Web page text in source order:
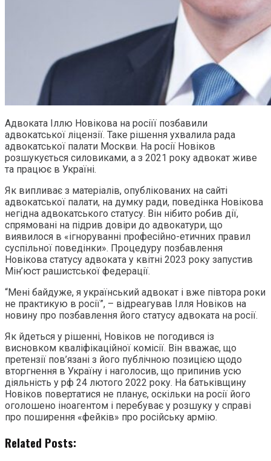
Адвоката Іллю Новікова на росіїї позбавили
адвокатської ліцензії. Таке рішення ухвалила рада
адвокатської палати Москви. На росії Новіков
розшукується силовиками, а з 2021 року адвокат живе
та працює в Україні.
Як випливає з матеріалів, опублікованих на сайті
адвокатської палати, на думку ради, поведінка Новікова
негідна адвокатського статусу. Він нібито робив дії,
спрямовані на підрив довіри до адвокатури, що
виявилося в «ігноруванні професійно-етичних правил
суспільної поведінки». Процедуру позбавлення
Новікова статусу адвоката у квітні 2023 року запустив
Мін’юст рашистської федерації.
“Мені байдуже, я український адвокат і вже півтора роки
не практикую в росії”, – відреагував Ілля Новіков на
новину про позбавлення його статусу адвоката на росії.
Як йдеться у рішенні, Новіков не погодився із
висновком кваліфікаційної комісії. Він вважає, що
претензії пов’язані з його публічною позицією щодо
вторгнення в Україну і наголосив, що припинив усю
діяльність у рф 24 лютого 2022 року. На батьківщину
Новіков повертатися не планує, оскільки на росії його
оголошено іноагентом і перебуває у розшуку у справі
про поширення «фейків» про російську армію.
Related Posts: